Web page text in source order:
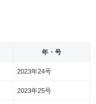
年・号
2023年24号
2023年25号